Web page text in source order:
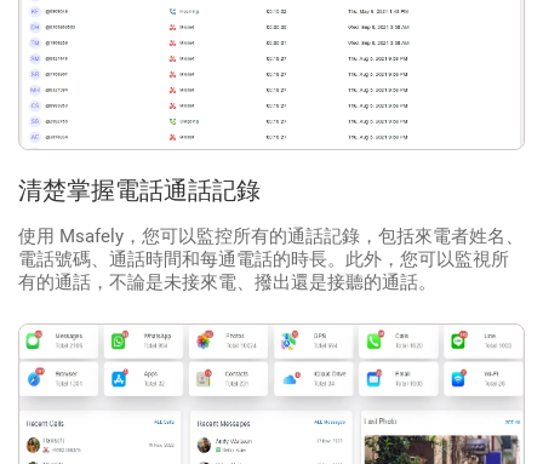
清楚掌握電話通話記錄
使用 Msafely，您可以監控所有的通話記錄，包括來電者姓名、
電話號碼、通話時間和每通電話的時長。此外，您可以監視所
有的通話，不論是未接來電、撥出還是接聽的通話。